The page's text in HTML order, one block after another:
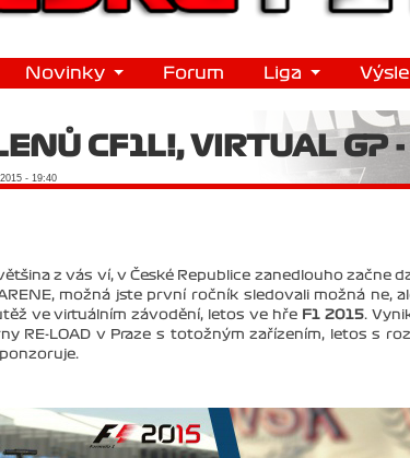
Novinky Forum Liga
CF1L!, VIRTUAL GP
- 19:40
z vás ví, v České Republice zanedlouho začne
možná jste první ročník sledovali možná ne,
ve virtuálním závodění, letos ve hře F1 2015.
RE-LOAD v Praze s totožným zařízením, letos s